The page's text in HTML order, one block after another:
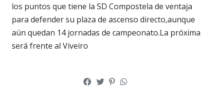
los puntos que tiene la SD Compostela de ventaja
para defender su plaza de ascenso directo,aunque
aún quedan 14 jornadas de campeonato.La próxima
será frente al Viveiro